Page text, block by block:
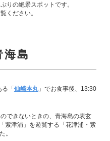
りの絶景スポットです。
ください。
海島
「 仙崎本丸」でお食事後、13:30
できないときの、青海島の表玄
紫津浦」を遊覧する「花津浦・紫
。